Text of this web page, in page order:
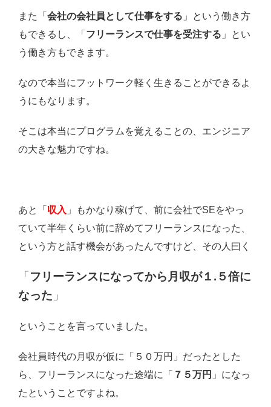
また「 会社の会社員として仕事をする 」という働き方
もできるし、「 フリーランスで仕事を受注する 」とい
う働き方もできます。
なので本当にフットワーク軽く生きることができるよ
うにもなります。
そこは本当にプログラムを覚えることの、エンジニア
の大きな魅力ですね。
あと「 収入 」もかなり稼げて、前に会社でSEをやっ
ていて半年くらい前に辞めてフリーランスになった、
という方と話す機会があったんですけど、その人曰く
「 フリーランスになってから月収が１.５倍に
なった 」
ということを言っていました。
会社員時代の月収が仮に「５０万円」だったとした
ら、フリーランスになった途端に「 ７５万円 」になっ
たということですよね。